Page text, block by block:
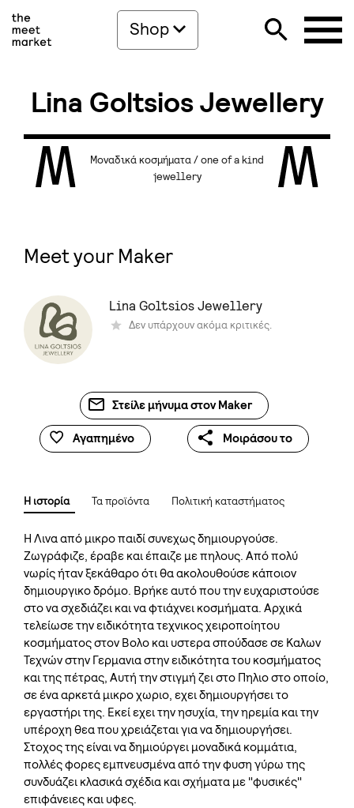
Shop
Lina Goltsios Jewellery
Μοναδικά κοσμήματα / one of a kind
jewellery
Meet your Maker
Lina Goltsios Jewellery
Δεν υπάρχουν ακόμα κριτικές.
Στείλε μήνυμα στον Maker
Αγαπημένο Μοιράσου το
Η ιστορία Τα προϊόντα Πολιτική καταστήματος
Η Λινα από μικρο παιδί συνεχως δημιουργούσε.
Ζωγράφιζε, έραβε και έπαιζε με πηλους. Από πολύ
νωρίς ήταν ξεκάθαρο ότι θα ακολουθούσε κάποιον
δημιουργικο δρόμο. Βρήκε αυτό που την ευχαριστούσε
στο να σχεδιάζει και να φτιάχνει κοσμήματα. Αρχικά
τελείωσε την ειδικότητα τεχνικος χειροποίητου
κοσμήματος στον Βολο και υστερα σπούδασε σε Καλων
Τεχνών στην Γερμανια στην ειδικότητα του κοσμήματος
και της πέτρας, Αυτή την στιγμή ζει στο Πηλιο στο οποίο,
σε ένα αρκετά μικρο χωριο, εχει δημιουργήσει το
εργαστήρι της. Εκεί εχει την ησυχία, την ηρεμία και την
υπέροχη θεα που χρειάζεται για να δημιουργήσει.
Στοχος της είναι να δημιούργει μοναδικά κομμάτια,
πολλές φορες εμπνευσμένα από την φυση γύρω της
συνδυάζει κλασικά σχέδια και σχήματα με "φυσικές"
επιφάνειες και υφες.